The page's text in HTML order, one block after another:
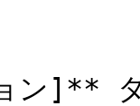
]** タ